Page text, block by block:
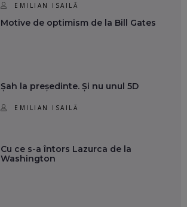
EMILIAN ISAILĂ
Motive de optimism de la Bill Gates
Șah la președinte. Și nu unul 5D
EMILIAN ISAILĂ
Cu ce s-a întors Lazurca de la
Washington